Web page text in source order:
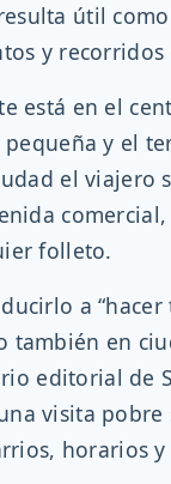
útil
y
está en el
y el
el viajero
folleto.
a
también en
editorial de
visita
horarios y